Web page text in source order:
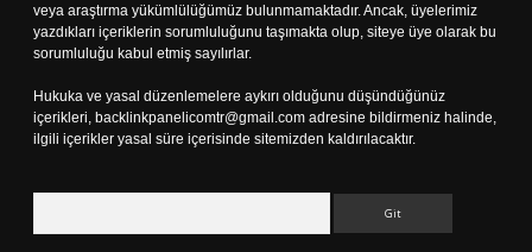
veya araştırma yükümlülüğümüz bulunmamaktadır. Ancak, üyelerimiz
yazdıkları içeriklerin sorumluluğunu taşımakta olup, siteye üye olarak bu
sorumluluğu kabul etmiş sayılırlar.
Hukuka ve yasal düzenlemelere aykırı olduğunu düşündüğünüz
içerikleri, backlinkpanelicomtr@gmail.com adresine bildirmeniz halinde,
ilgili içerikler yasal süre içerisinde sitemizden kaldırılacaktır.